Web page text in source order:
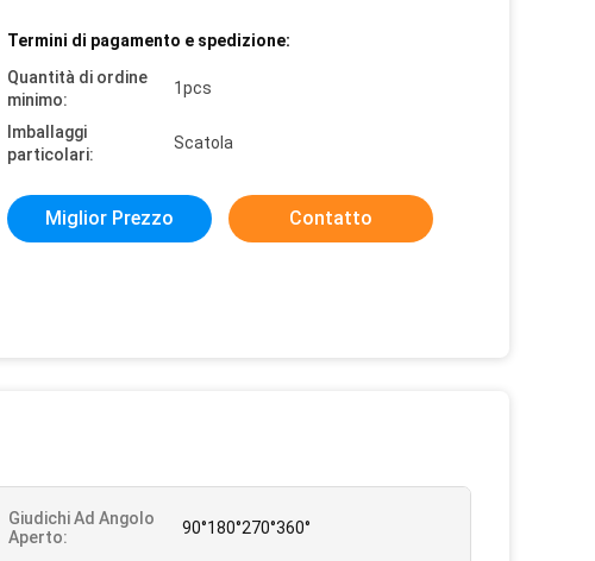
Termini di pagamento e spedizione:
Quantità di ordine
minimo:
1pcs
Imballaggi
particolari:
Scatola
Miglior Prezzo Contatto
Giudichi Ad Angolo
Aperto:
90°180°270°360°